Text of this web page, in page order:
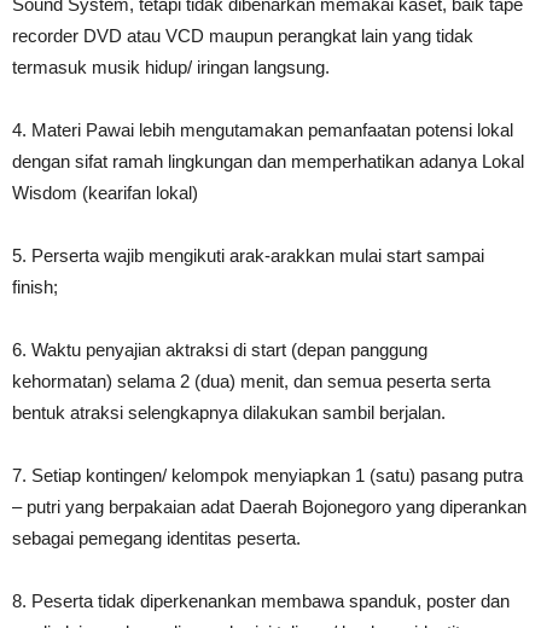
Sound System, tetapi tidak dibenarkan memakai kaset, baik tape
recorder DVD atau VCD maupun perangkat lain yang tidak
termasuk musik hidup/ iringan langsung.
4. Materi Pawai lebih mengutamakan pemanfaatan potensi lokal
dengan sifat ramah lingkungan dan memperhatikan adanya Lokal
Wisdom (kearifan lokal)
5. Perserta wajib mengikuti arak-arakkan mulai start sampai
finish;
6. Waktu penyajian aktraksi di start (depan panggung
kehormatan) selama 2 (dua) menit, dan semua peserta serta
bentuk atraksi selengkapnya dilakukan sambil berjalan.
7. Setiap kontingen/ kelompok menyiapkan 1 (satu) pasang putra
– putri yang berpakaian adat Daerah Bojonegoro yang diperankan
sebagai pemegang identitas peserta.
8. Peserta tidak diperkenankan membawa spanduk, poster dan